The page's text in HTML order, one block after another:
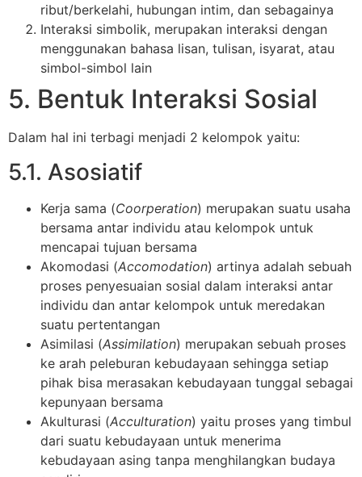
ribut/berkelahi, hubungan intim, dan sebagainya
Interaksi simbolik, merupakan interaksi dengan
menggunakan bahasa lisan, tulisan, isyarat, atau
simbol-simbol lain
5. Bentuk Interaksi Sosial
Dalam hal ini terbagi menjadi 2 kelompok yaitu:
5.1. Asosiatif
Kerja sama (Coorperation) merupakan suatu usaha
bersama antar individu atau kelompok untuk
mencapai tujuan bersama
Akomodasi (Accomodation) artinya adalah sebuah
proses penyesuaian sosial dalam interaksi antar
individu dan antar kelompok untuk meredakan
suatu pertentangan
Asimilasi (Assimilation) merupakan sebuah proses
ke arah peleburan kebudayaan sehingga setiap
pihak bisa merasakan kebudayaan tunggal sebagai
kepunyaan bersama
Akulturasi (Acculturation) yaitu proses yang timbul
dari suatu kebudayaan untuk menerima
kebudayaan asing tanpa menghilangkan budaya